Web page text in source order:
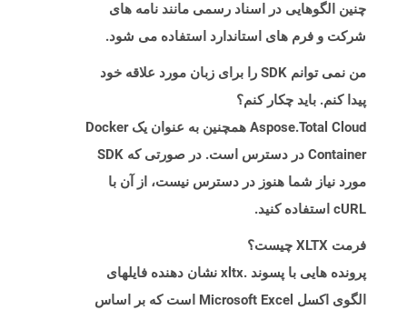
چنین الگوهایی در اسناد رسمی مانند نامه های
شرکت و فرم های استاندارد استفاده می شود.
من نمی توانم SDK را برای زبان مورد علاقه خود
پیدا کنم. باید چکار کنم؟
Aspose.Total Cloud همچنین به عنوان یک Docker
Container در دسترس است. در صورتی که SDK
مورد نیاز شما هنوز در دسترس نیست، از آن با
cURL استفاده کنید.
فرمت XLTX چیست؟
پرونده هایی با پسوند .xltx نشان دهنده فایلهای
الگوی اکسل Microsoft Excel است که بر اساس